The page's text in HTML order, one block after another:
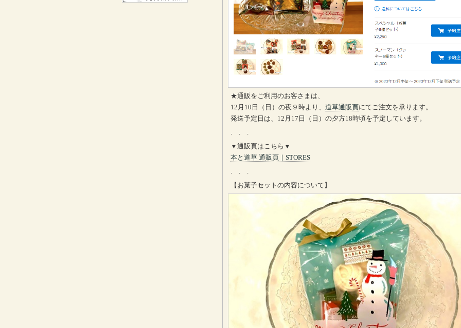
★通販をご利用のお客さまは、
12月10日（日）の夜９時より、 道草通販頁にてご注文を承ります。
発送予定日は、12月17日（日）の夕方18時頃を予定しています。
. . .
▼通販頁はこちら▼
本と道草 通販頁｜STORES
. . .
【お菓子セットの内容について】